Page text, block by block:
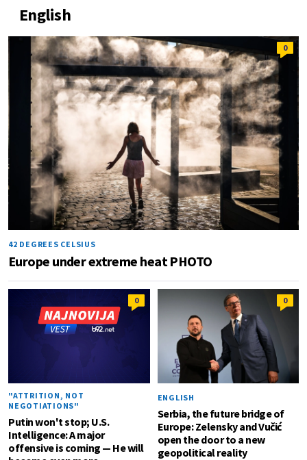
English
0
42 DEGREES CELSIUS
Europe under extreme heat PHOTO
0
"ATTRITION, NOT
NEGOTIATIONS"
Putin won't stop; U.S.
Intelligence: A major
offensive is coming — He will
0
ENGLISH
Serbia, the future bridge of
Europe: Zelensky and Vučić
open the door to a new
geopolitical reality